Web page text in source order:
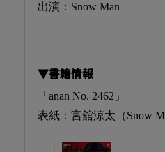
出演：Snow Man
▼書籍情報
「anan No. 2462」
表紙：宮舘涼太（Snow